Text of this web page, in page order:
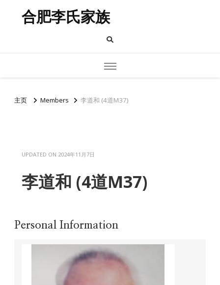
合肥李氏家族
主页 Members 李道和 (4道M37)
UPDATED ON 2024年11月7日
李道和 (4道M37)
Personal Information